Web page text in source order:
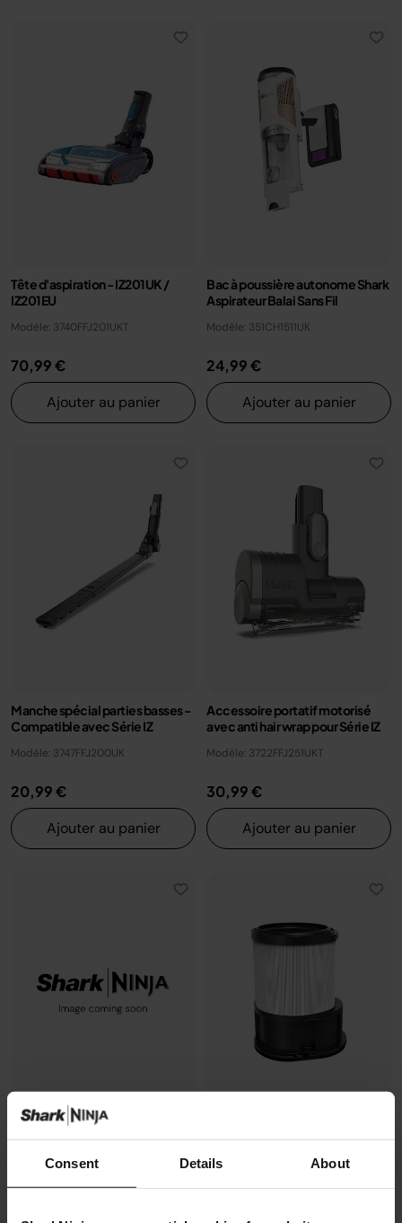
Consent Details About
Tête d'aspiration - IZ201UK /
IZ201EU
Modèle: 3740FFJ201UKT
70,99 €
Ajouter au panier
Bac à poussière autonome Shark
Aspirateur Balai Sans Fil
Modèle: 351CH1511UK
24,99 €
Ajouter au panier
Manche spécial parties basses -
Compatible avec Série IZ
Modèle: 3747FFJ200UK
20,99 €
Ajouter au panier
Accessoire portatif motorisé
avec anti hair wrap pour Série IZ
Modèle: 3722FFJ251UKT
30,99 €
Ajouter au panier
Modèle: XSKLCHR380EUT
Filtre pre-moteur pour Série IP
Modèle: XPPMFIP1251UKT